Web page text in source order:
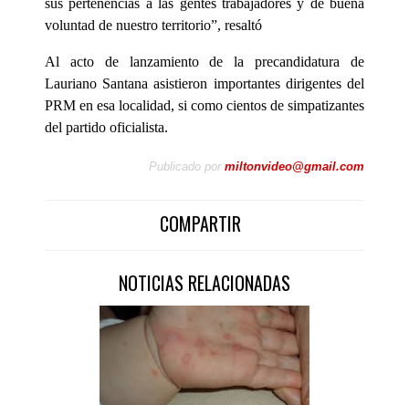
voluntad de nuestro territorio”, resaltó
Al acto de lanzamiento de la precandidatura de
Lauriano Santana asistieron importantes dirigentes del
PRM en esa localidad, si como cientos de simpatizantes
del partido oficialista.
Publicado por miltonvideo@gmail.com
COMPARTIR
NOTICIAS RELACIONADAS